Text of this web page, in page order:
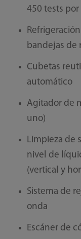
450 tests por
bandejas de
Cubetas
automático
Agitador de
uno)
Limpieza de
nivel de
(vertical y
Sistema de
onda
Escáner de